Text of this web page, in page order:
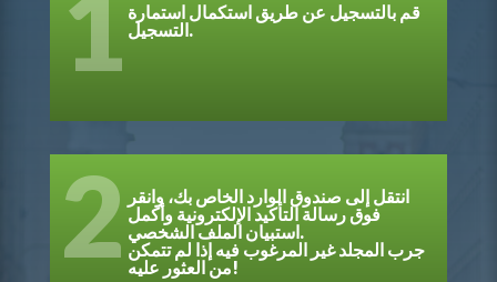
1قم بالتسجيل عن طريق استكمال استمارة
التسجيل.
2 انتقل إلى صندوق الوارد الخاص بك، وانقر
فوق رسالة التأكيد الإلكترونية وأكمل
استبيان الملف الشخصي.
جرب المجلد غير المرغوب فيه إذا لم تتمكن
من العثور عليه!